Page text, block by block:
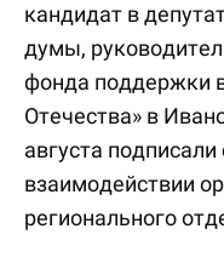
кандидат в
думы,
фонда поддержки
Отечества» в
августа
взаимодействии
регионального